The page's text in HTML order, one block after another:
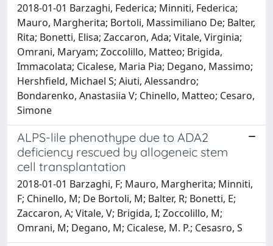
2018-01-01 Barzaghi, Federica; Minniti, Federica;
Mauro, Margherita; Bortoli, Massimiliano De; Balter,
Rita; Bonetti, Elisa; Zaccaron, Ada; Vitale, Virginia;
Omrani, Maryam; Zoccolillo, Matteo; Brigida,
Immacolata; Cicalese, Maria Pia; Degano, Massimo;
Hershfield, Michael S; Aiuti, Alessandro;
Bondarenko, Anastasiia V; Chinello, Matteo; Cesaro,
Simone
ALPS-lile phenothype due to ADA2
deficiency rescued by allogeneic stem
cell transplantation
2018-01-01 Barzaghi, F; Mauro, Margherita; Minniti,
F; Chinello, M; De Bortoli, M; Balter, R; Bonetti, E;
Zaccaron, A; Vitale, V; Brigida, I; Zoccolillo, M;
Omrani, M; Degano, M; Cicalese, M. P.; Cesasro, S